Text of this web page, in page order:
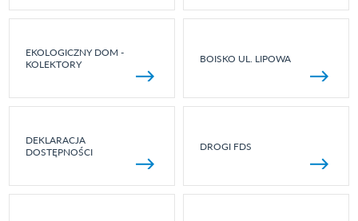
EKOLOGICZNY DOM -
KOLEKTORY
BOISKO UL. LIPOWA
DEKLARACJA
DOSTĘPNOŚCI
DROGI FDS